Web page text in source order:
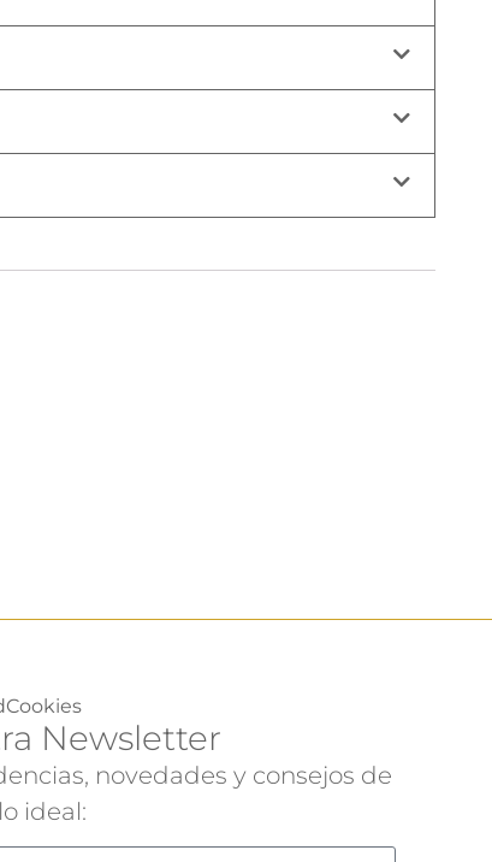
Cookies
Newsletter
novedades y consejos de
ideal: